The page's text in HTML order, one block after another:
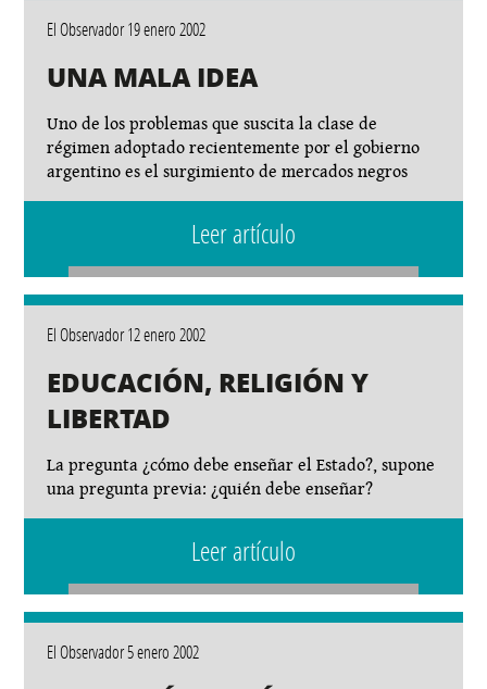
El Observador 19 enero 2002
UNA MALA IDEA
Uno de los problemas que suscita la clase de
régimen adoptado recientemente por el gobierno
argentino es el surgimiento de mercados negros
Leer artículo
El Observador 12 enero 2002
EDUCACIÓN, RELIGIÓN Y
LIBERTAD
La pregunta ¿cómo debe enseñar el Estado?, supone
una pregunta previa: ¿quién debe enseñar?
Leer artículo
El Observador 5 enero 2002